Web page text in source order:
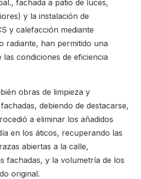
fachada a patio de luces,
y la instalación de
y calefacción mediante
radiante, han permitido una
las condiciones de eficiencia
obras de limpieza y
debiendo de destacarse,
a eliminar los añadidos
en los áticos, recuperando las
abiertas a la calle,
fachadas, y la volumetría de los
original.